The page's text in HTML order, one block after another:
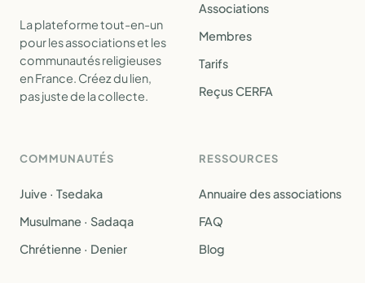
La plateforme tout-en-un
pour les associations et les
communautés religieuses
en France. Créez du lien,
pas juste de la collecte.
Associations
Membres
Tarifs
Reçus CERFA
COMMUNAUTÉS
Juive · Tsedaka
Musulmane · Sadaqa
Chrétienne · Denier
RESSOURCES
Annuaire des associations
FAQ
Blog